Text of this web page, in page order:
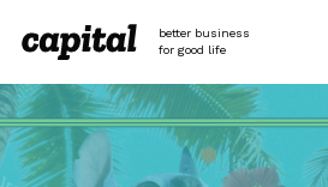
content
better business
for good life